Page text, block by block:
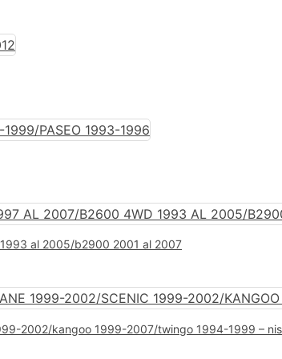
al 2005/b2900 2001 al 2007
2002/kangoo 1999-2007/twingo 1994-1999 –